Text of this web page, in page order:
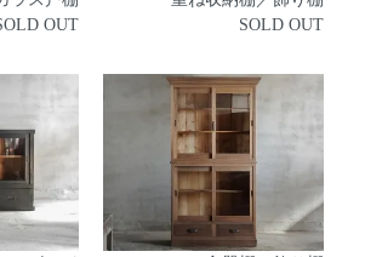
OUT
SOLD OUT